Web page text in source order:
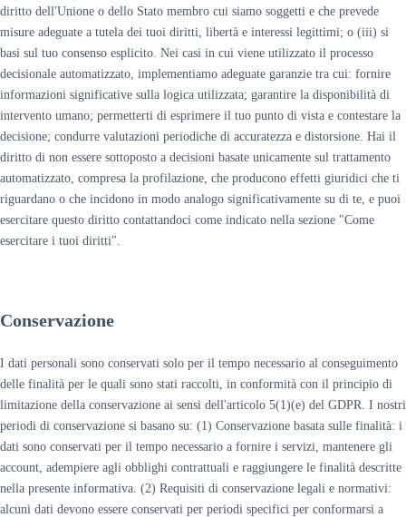
diritto dell'Unione o dello Stato membro cui siamo soggetti e che prevede
misure adeguate a tutela dei tuoi diritti, libertà e interessi legittimi; o (iii) si
basi sul tuo consenso esplicito. Nei casi in cui viene utilizzato il processo
decisionale automatizzato, implementiamo adeguate garanzie tra cui: fornire
informazioni significative sulla logica utilizzata; garantire la disponibilità di
intervento umano; permetterti di esprimere il tuo punto di vista e contestare la
decisione; condurre valutazioni periodiche di accuratezza e distorsione. Hai il
diritto di non essere sottoposto a decisioni basate unicamente sul trattamento
automatizzato, compresa la profilazione, che producono effetti giuridici che ti
riguardano o che incidono in modo analogo significativamente su di te, e puoi
esercitare questo diritto contattandoci come indicato nella sezione "Come
esercitare i tuoi diritti".
Conservazione
I dati personali sono conservati solo per il tempo necessario al conseguimento
delle finalità per le quali sono stati raccolti, in conformità con il principio di
limitazione della conservazione ai sensi dell'articolo 5(1)(e) del GDPR. I nostri
periodi di conservazione si basano su: (1) Conservazione basata sulle finalità: i
dati sono conservati per il tempo necessario a fornire i servizi, mantenere gli
account, adempiere agli obblighi contrattuali e raggiungere le finalità descritte
nella presente informativa. (2) Requisiti di conservazione legali e normativi:
alcuni dati devono essere conservati per periodi specifici per conformarsi a